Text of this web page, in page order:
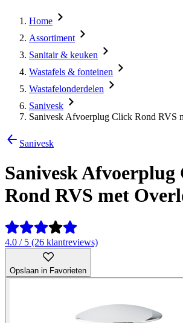
Home
Assortiment
Sanitair & keuken
Wastafels & fonteinen
Wastafelonderdelen
Sanivesk
Sanivesk Afvoerplug Click Rond RVS
Sanivesk
Sanivesk Afvoerplug
Rond RVS met
4.0 / 5 (26 klantreviews)
Opslaan in Favorieten